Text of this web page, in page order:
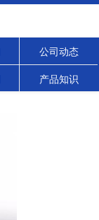
公司动态
产品知识